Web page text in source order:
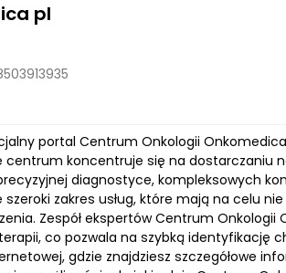
pl
portal Centrum Onkologii
koncentruje się na dostarczaniu
diagnostyce, kompleksowych
zakres usług, które mają na celu
Zespół ekspertów Centrum
co pozwala na szybką identyfikację
gdzie znajdziesz szczegółowe